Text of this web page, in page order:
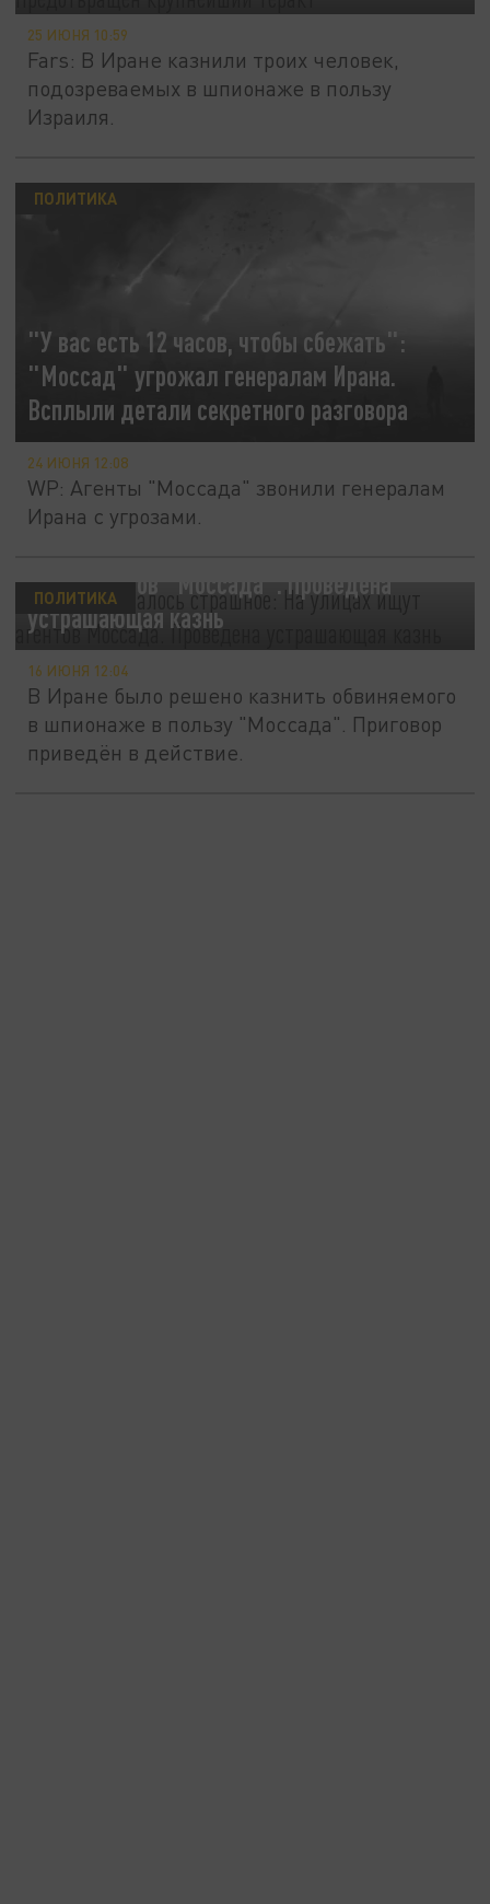
25 ИЮНЯ 10:59
Fars: В Иране казнили троих человек,
подозреваемых в шпионаже в пользу
Израиля.
"У вас есть 12 часов, чтобы сбежать":
"Моссад" угрожал генералам Ирана.
Всплыли детали секретного разговора
ПОЛИТИКА
24 ИЮНЯ 12:08
WP: Агенты "Моссада" звонили генералам
Ирана с угрозами.
ищут агентов "Моссада". Проведена
устрашающая казнь
ПОЛИТИКА
16 ИЮНЯ 12:04
В Иране было решено казнить обвиняемого
в шпионаже в пользу "Моссада". Приговор
приведён в действие.